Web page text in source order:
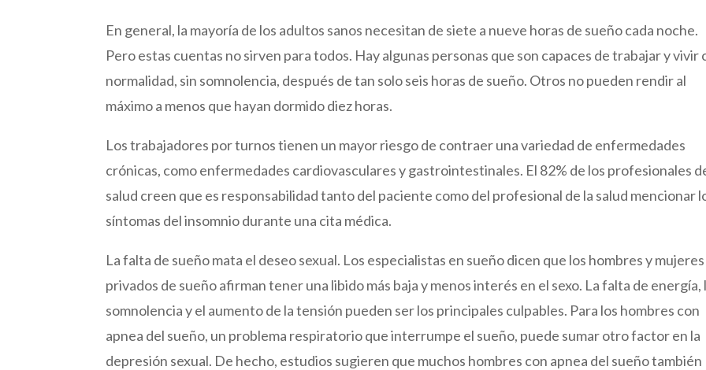
En general, la mayoría de los adultos sanos necesitan de siete a nueve horas de sueño cada noche.
Pero estas cuentas no sirven para todos. Hay algunas personas que son capaces de trabajar y vivir
normalidad, sin somnolencia, después de tan solo seis horas de sueño. Otros no pueden rendir al
máximo a menos que hayan dormido diez horas.
Los trabajadores por turnos tienen un mayor riesgo de contraer una variedad de enfermedades
crónicas, como enfermedades cardiovasculares y gastrointestinales. El 82% de los profesionales
salud creen que es responsabilidad tanto del paciente como del profesional de la salud mencionar
síntomas del insomnio durante una cita médica.
La falta de sueño mata el deseo sexual. Los especialistas en sueño dicen que los hombres y mujeres
privados de sueño afirman tener una libido más baja y menos interés en el sexo. La falta de energía,
somnolencia y el aumento de la tensión pueden ser los principales culpables. Para los hombres con
apnea del sueño, un problema respiratorio que interrumpe el sueño, puede sumar otro factor en la
depresión sexual. De hecho, estudios sugieren que muchos hombres con apnea del sueño también